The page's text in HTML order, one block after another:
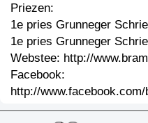
Priezen:
1e pries Grunneger
1e pries Grunneger
Webstee: http://
Facebook:
http://